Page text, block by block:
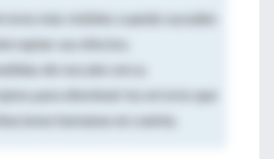
más visibles cuando suceden
sus efectos.
de rescate cerca.
para disminuir los errores que
humanas en cuenta.